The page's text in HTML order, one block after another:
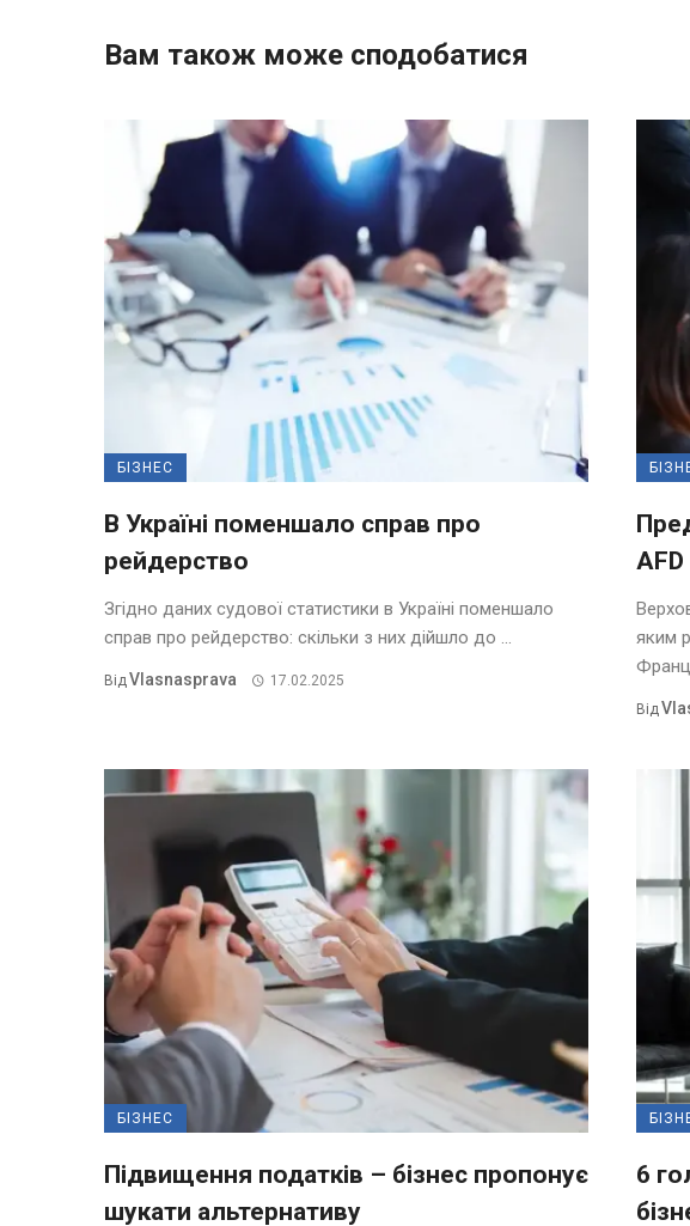
Вам також може сподобатися
БІЗНЕС
В Україні поменшало справ про
рейдерство
Згідно даних судової статистики в Україні поменшало
справ про рейдерство: скільки з них дійшло до ...
ВідVlasnasprava 17.02.2025
AFD
яким
Від
БІЗНЕС
Підвищення податків – бізнес пропонує
шукати альтернативу
6